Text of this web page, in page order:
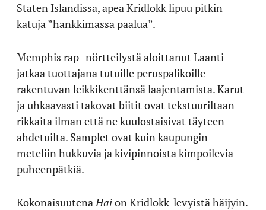
Staten Islandissa, apea Kridlokk lipuu pitkin
katuja ”hankkimassa paalua”.
Memphis rap -nörtteilystä aloittanut Laanti
jatkaa tuottajana tutuille peruspalikoille
rakentuvan leikkikenttänsä laajentamista. Karut
ja uhkaavasti takovat biitit ovat tekstuuriltaan
rikkaita ilman että ne kuulostaisivat täyteen
ahdetuilta. Samplet ovat kuin kaupungin
meteliin hukkuvia ja kivipinnoista kimpoilevia
puheenpätkiä.
KokonaisuutenaHaion Kridlokk-levyistä häijyin.